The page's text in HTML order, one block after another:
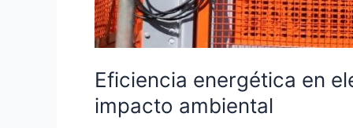
Eficiencia energética en
impacto ambiental